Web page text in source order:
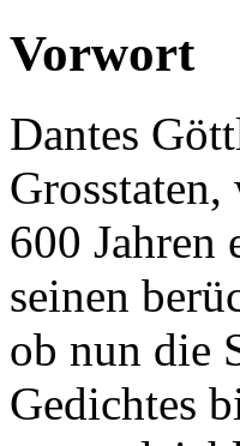
Vorwort
Dantes
600 Jahren
seinen
ob nun die
Gedichtes